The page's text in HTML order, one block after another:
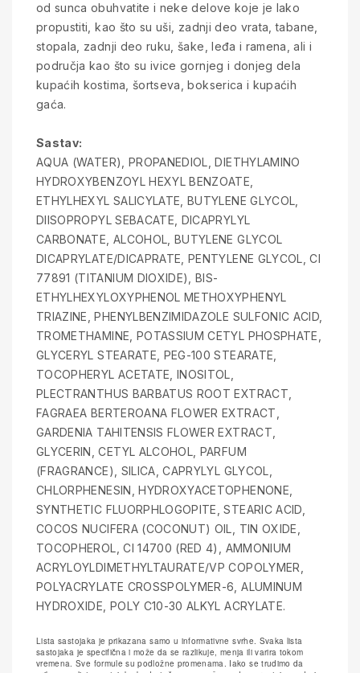
od sunca obuhvatite i neke delove koje je lako
propustiti, kao što su uši, zadnji deo vrata, tabane,
stopala, zadnji deo ruku, šake, leđa i ramena, ali i
područja kao što su ivice gornjeg i donjeg dela
kupaćih kostima, šortseva, bokserica i kupaćih
gaća.
Sastav:
AQUA (WATER), PROPANEDIOL, DIETHYLAMINO
HYDROXYBENZOYL HEXYL BENZOATE,
ETHYLHEXYL SALICYLATE, BUTYLENE GLYCOL,
DIISOPROPYL SEBACATE, DICAPRYLYL
CARBONATE, ALCOHOL, BUTYLENE GLYCOL
DICAPRYLATE/DICAPRATE, PENTYLENE GLYCOL, CI
77891 (TITANIUM DIOXIDE), BIS-
ETHYLHEXYLOXYPHENOL METHOXYPHENYL
TRIAZINE, PHENYLBENZIMIDAZOLE SULFONIC ACID,
TROMETHAMINE, POTASSIUM CETYL PHOSPHATE,
GLYCERYL STEARATE, PEG-100 STEARATE,
TOCOPHERYL ACETATE, INOSITOL,
PLECTRANTHUS BARBATUS ROOT EXTRACT,
FAGRAEA BERTEROANA FLOWER EXTRACT,
GARDENIA TAHITENSIS FLOWER EXTRACT,
GLYCERIN, CETYL ALCOHOL, PARFUM
(FRAGRANCE), SILICA, CAPRYLYL GLYCOL,
CHLORPHENESIN, HYDROXYACETOPHENONE,
SYNTHETIC FLUORPHLOGOPITE, STEARIC ACID,
COCOS NUCIFERA (COCONUT) OIL, TIN OXIDE,
TOCOPHEROL, CI 14700 (RED 4), AMMONIUM
ACRYLOYLDIMETHYLTAURATE/VP COPOLYMER,
POLYACRYLATE CROSSPOLYMER-6, ALUMINUM
HYDROXIDE, POLY C10-30 ALKYL ACRYLATE.
Lista sastojaka je prikazana samo u informativne svrhe. Svaka lista
sastojaka je specifična i može da se razlikuje, menja ili varira tokom
vremena. Sve formule su podložne promenama. Iako se trudimo da